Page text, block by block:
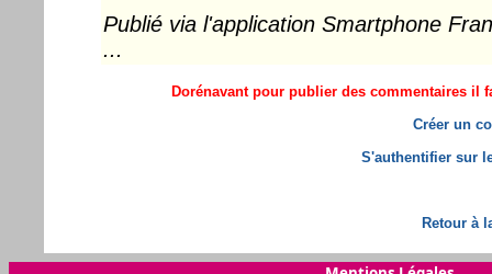
Publié via l'application Smartphone
...
Dorénavant pour publier des commentaires il
Créer un
S'authentifier sur
Retour à